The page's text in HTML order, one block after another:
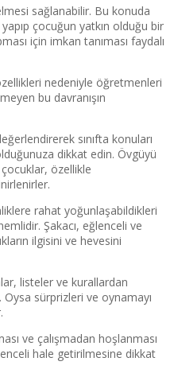
sağlanabilir. Bu konuda
çocuğun yatkın olduğu bir
için imkan tanıması faydalı
nedeniyle öğretmenleri
bu davranışın
sınıfta konuları
dikkat edin. Övgüyü
özellikle
rahat yoğunlaşabildikleri
Şakacı, eğlenceli ve
ilgisini ve hevesini
listeler ve kurallardan
Oysa sürprizleri ve oynamayı
ve çalışmadan hoşlanması
hale getirilmesine dikkat